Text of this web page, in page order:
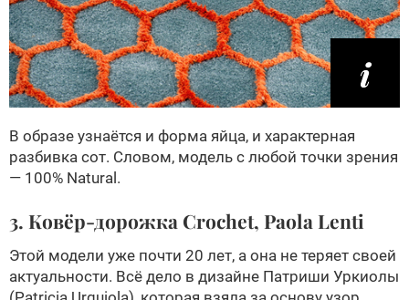
В образе узнаётся и форма яйца, и характерная
разбивка сот. Словом, модель с любой точки зрения
— 100% Natural.
3. Ковёр-дорожка Crochet, Paola Lenti
Этой модели уже почти 20 лет, а она не теряет своей
актуальности. Всё дело в дизайне Патриши Уркиолы